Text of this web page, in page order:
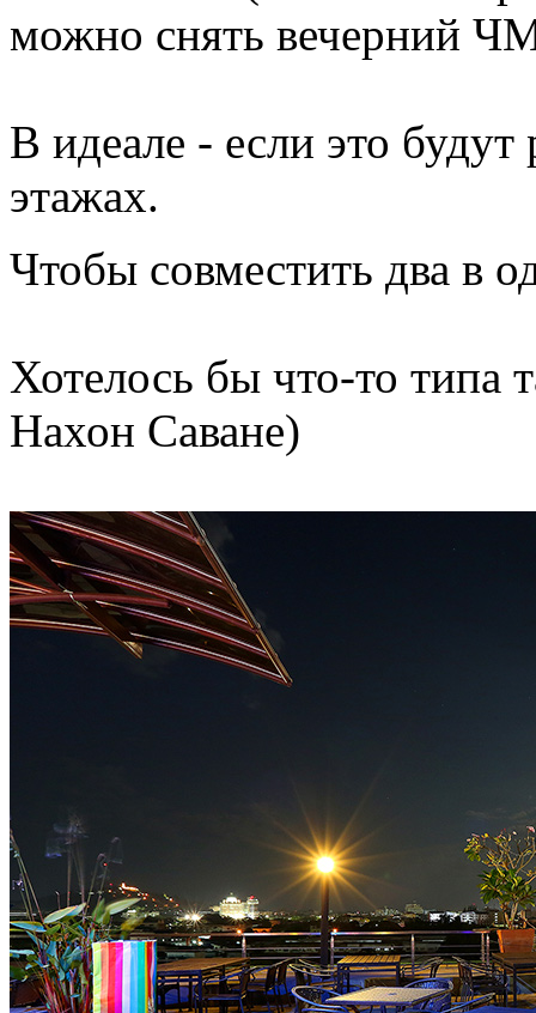
можно снять вечерний
В идеале - если это
этажах.
Чтобы совместить два в
Хотелось бы что-то типа
Нахон Саване)